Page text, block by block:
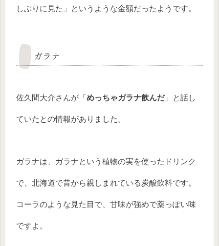
しぶりに見た」というような金額だったようです。
ガラナ
佐久間大介さんが「 めっちゃガラナ飲んだ」と話し
ていたとの情報がありました。
ガラナは、ガラナという植物の実を使ったドリンク
で、北海道で昔から親しまれている炭酸飲料です。
コーラのような見た目で、甘味が強めで薬っぽい味
ですよ。